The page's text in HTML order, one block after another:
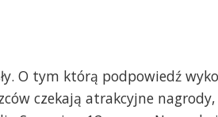
O tym którą podpowiedź
czekają atrakcyjne